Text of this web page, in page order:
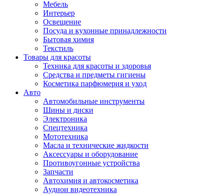
Мебель
Интерьер
Освещение
Посуда и кухонные принадлежности
Бытовая химия
Текстиль
Товары для красоты
Техника для красоты и здоровья
Средства и предметы гигиены
Косметика парфюмерия и уход
Авто
Автомобильные инструменты
Шины и диски
Электроника
Спецтехника
Мототехника
Масла и технические жидкости
Аксессуары и оборудование
Противоугонные устройства
Запчасти
Автохимия и автокосметика
Аудиои видеотехника